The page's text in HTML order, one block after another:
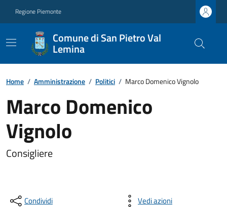
Regione Piemonte
Comune di San Pietro Val
Lemina
Home / Amministrazione / Politici / Marco Domenico Vignolo
Marco Domenico
Vignolo
Consigliere
Condividi Vedi azioni